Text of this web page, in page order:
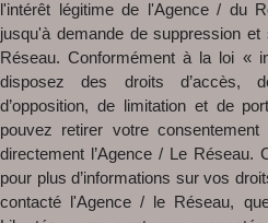
l'intérêt légitime de l'Agence / du
jusqu'à demande de suppression
Réseau. Conformément à la loi «
disposez des droits d’accès,
d’opposition, de limitation et de
pouvez retirer votre
directement l’Agence / Le Réseau.
pour plus d’informations sur vos
contacté l'Agence / le Réseau,